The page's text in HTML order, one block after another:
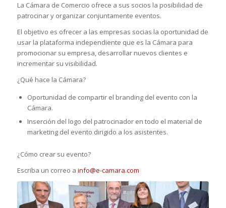
La Cámara de Comercio ofrece a sus socios la posibilidad de
patrocinar y organizar conjuntamente eventos.
El objetivo es ofrecer a las empresas socias la oportunidad de
usar la plataforma independiente que es la Cámara para
promocionar su empresa, desarrollar nuevos clientes e
incrementar su visibilidad.
¿Qué hace la Cámara?
Oportunidad de compartir el branding del evento con la
Cámara.
Inserción del logo del patrocinador en todo el material de
marketing del evento dirigido a los asistentes.
¿Cómo crear su evento?
Escriba un correo a info@e-camara.com